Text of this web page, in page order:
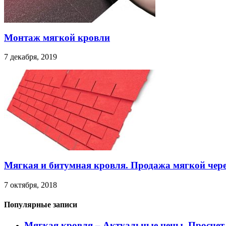
Монтаж мягкой кровли
7 декабря, 2019
Мягкая и битумная кровля. Продажа мягкой
7 октября, 2018
Популярные записи